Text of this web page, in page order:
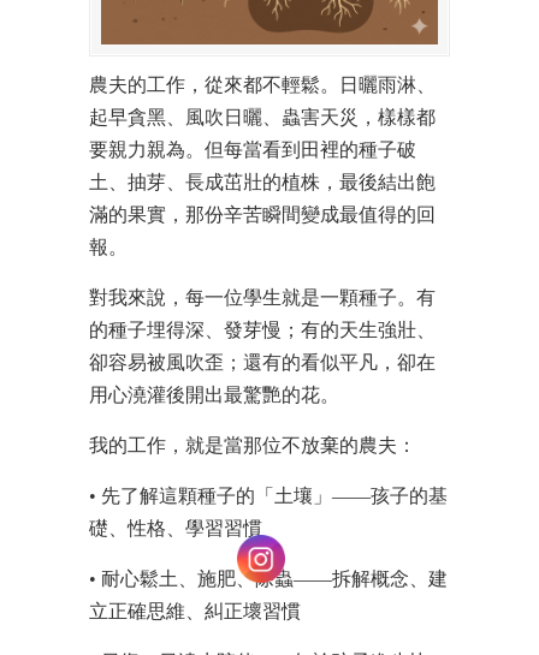
農夫的工作，從來都不輕鬆。日曬雨淋、
起早貪黑、風吹日曬、蟲害天災，樣樣都
要親力親為。但每當看到田裡的種子破
土、抽芽、長成茁壯的植株，最後結出飽
滿的果實，那份辛苦瞬間變成最值得的回
報。
對我來說，每一位學生就是一顆種子。有
的種子埋得深、發芽慢；有的天生強壯、
卻容易被風吹歪；還有的看似平凡，卻在
用心澆灌後開出最驚艷的花。
我的工作，就是當那位不放棄的農夫：
• 先了解這顆種子的「土壤」——孩子的基
礎、性格、學習習慣
• 耐心鬆土、施肥、除蟲——拆解概念、建
立正確思維、糾正壞習慣